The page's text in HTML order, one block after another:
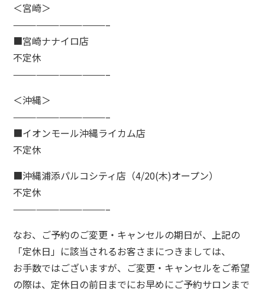
＜宮崎＞
————————————–
■宮崎ナナイロ店
不定休
————————————–
＜沖縄＞
————————————–
■イオンモール沖縄ライカム店
不定休
■沖縄浦添パルコシティ店（4/20(木)オープン）
不定休
————————————–
なお、ご予約のご変更・キャンセルの期日が、上記の
「定休日」に該当されるお客さまにつきましては、
お手数ではございますが、ご変更・キャンセルをご希望
の際は、定休日の前日までにお早めにご予約サロンまで